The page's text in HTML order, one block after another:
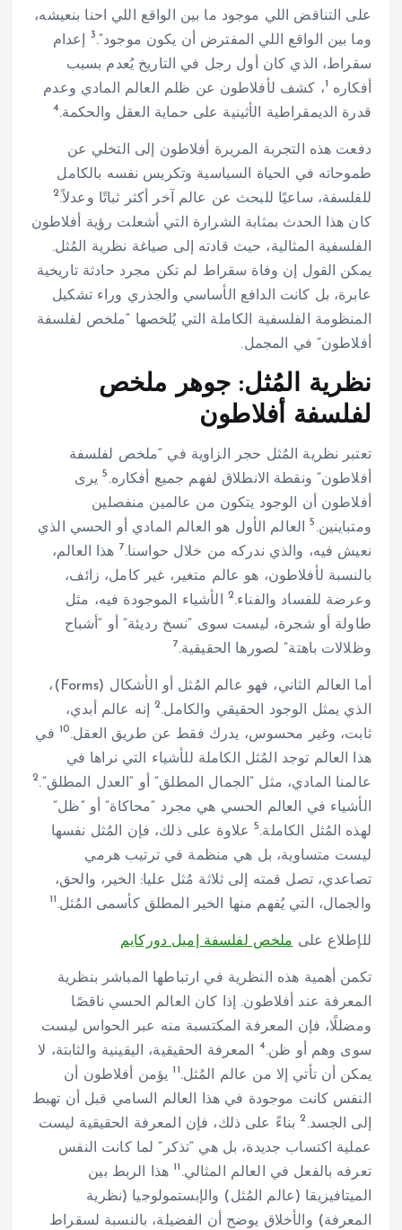
على التناقض اللي موجود ما بين الواقع اللي احنا بنعيشه،
وما بين الواقع اللي المفترض أن يكون موجود”.3
إعدام
سقراط، الذي كان أول رجل في التاريخ يُعدم بسبب
أفكاره 1، كشف لأفلاطون عن ظلم العالم المادي وعدم
قدرة الديمقراطية الأثينية على حماية العقل والحكمة.4
دفعت هذه التجربة المريرة أفلاطون إلى التخلي عن
طموحاته في الحياة السياسية وتكريس نفسه بالكامل
للفلسفة، ساعيًا للبحث عن عالم آخر أكثر ثباتًا وعدلاً.2
كان هذا الحدث بمثابة الشرارة التي أشعلت رؤية أفلاطون
الفلسفية المثالية، حيث قادته إلى صياغة نظرية المُثل.
يمكن القول إن وفاة سقراط لم تكن مجرد حادثة تاريخية
عابرة، بل كانت الدافع الأساسي والجذري وراء تشكيل
المنظومة الفلسفية الكاملة التي يُلخصها “ملخص لفلسفة
أفلاطون” في المجمل.
نظرية المُثل: جوهر ملخص
لفلسفة أفلاطون
تعتبر نظرية المُثل حجر الزاوية في “ملخص لفلسفة
أفلاطون” ونقطة الانطلاق لفهم جميع أفكاره. 5يرى
أفلاطون أن الوجود يتكون من عالمين منفصلين
ومتباينين. 5العالم الأول هو العالم المادي أو الحسي الذي
نعيش فيه، والذي ندركه من خلال حواسنا.7 هذا العالم،
بالنسبة لأفلاطون، هو عالم متغير، غير كامل، زائف،
وعرضة للفساد والفناء.2
الأشياء الموجودة فيه، مثل
طاولة أو شجرة، ليست سوى “نسخ رديئة” أو “أشباح
وظلالات باهتة” لصورها الحقيقية.7
أما العالم الثاني، فهو عالم المُثل أو الأشكال (Forms)،
الذي يمثل الوجود الحقيقي والكامل.2
إنه عالم أبدي،
ثابت، وغير محسوس، يدرك فقط عن طريق العقل.10 في
هذا العالم توجد المُثل الكاملة للأشياء التي نراها في
عالمنا المادي، مثل “الجمال المطلق” أو “العدل المطلق”.2
الأشياء في العالم الحسي هي مجرد “محاكاة” أو “ظل”
لهذه المُثل الكاملة.5علاوة على ذلك، فإن المُثل نفسها
ليست متساوية، بل هي منظمة في ترتيب هرمي
تصاعدي، تصل قمته إلى ثلاثة مُثل عليا: الخير، والحق،
والجمال، التي يُفهم منها الخير المطلق كأسمى المُثل.11
للإطلاع على ملخص لفلسفة إميل دوركايم
تكمن أهمية هذه النظرية في ارتباطها المباشر بنظرية
المعرفة عند أفلاطون. إذا كان العالم الحسي ناقصًا
ومضللًا، فإن المعرفة المكتسبة منه عبر الحواس ليست
سوى وهم أو ظن.4 المعرفة الحقيقية، اليقينية والثابتة، لا
يمكن أن تأتي إلا من عالم المُثل. 11 يؤمن أفلاطون أن
النفس كانت موجودة في هذا العالم السامي قبل أن تهبط
إلى الجسد. 2 بناءً على ذلك، فإن المعرفة الحقيقية ليست
عملية اكتساب جديدة، بل هي “تذكر” لما كانت النفس
تعرفه بالفعل في العالم المثالي. 11 هذا الربط بين
الميتافيزيقا (عالم المُثل) والإبستمولوجيا (نظرية
المعرفة) والأخلاق يوضح أن الفضيلة، بالنسبة لسقراط